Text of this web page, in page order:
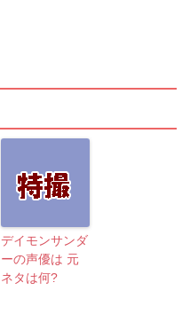
デイモンサンダ
ーの声優は 元
ネタは何?